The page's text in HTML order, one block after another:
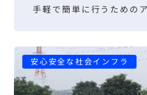
手軽で簡単に行うための
安心安全な社会インフラ